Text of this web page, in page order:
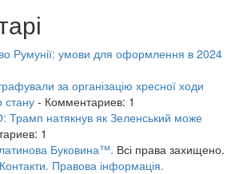
Румунії: умови для оформлення в 2024
за організацію хресної ходи
- Комментариев: 1
Трамп натякнув як Зеленський може
1
Буковина™. Всі права захищено.
Контакти. Правова інформація.